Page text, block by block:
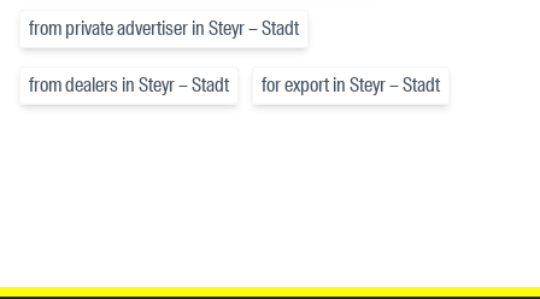
from private advertiser in Steyr – Stadt
from dealers in Steyr – Stadt for export in Steyr – Stadt